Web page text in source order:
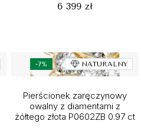
6 399 zł
-7% NATURALNY
Pierścionek zaręczynowy
owalny z diamentami z
żółtego złota P0602ZB 0.97 ct